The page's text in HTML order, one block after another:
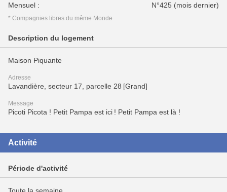
Mensuel :
N°425 (mois dernier)
* Compagnies libres du même Monde
Description du logement
Maison Piquante
Adresse
Lavandière, secteur 17, parcelle 28 [Grand]
Message
Picoti Picota ! Petit Pampa est ici ! Petit Pampa est là !
Activité
Période d'activité